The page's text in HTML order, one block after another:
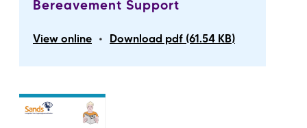
Bereavement Support
View online • Download pdf (61.54 KB)